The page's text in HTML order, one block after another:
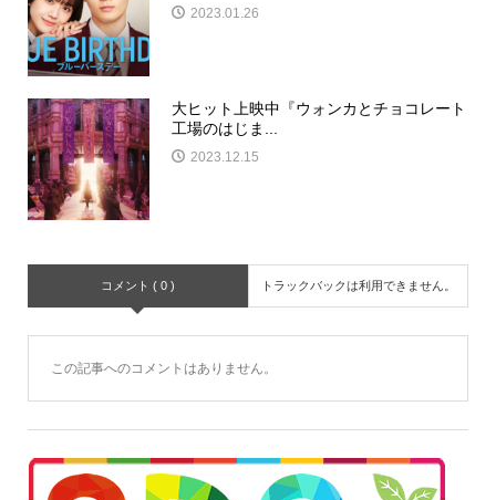
2023.01.26
大ヒット上映中『ウォンカとチョコレート
工場のはじま...
2023.12.15
コメント ( 0 ) トラックバックは利用できません。
この記事へのコメントはありません。